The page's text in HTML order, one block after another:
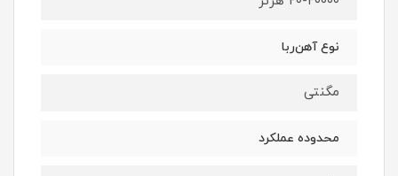
نوع آهن‌ربا
مگنتی
محدوده عملکرد